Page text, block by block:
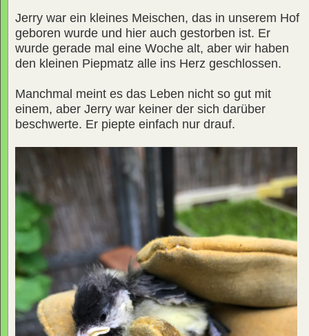
Jerry war ein kleines Meischen, das in unserem Hof
geboren wurde und hier auch gestorben ist. Er
wurde gerade mal eine Woche alt, aber wir haben
den kleinen Piepmatz alle ins Herz geschlossen.
Manchmal meint es das Leben nicht so gut mit
einem, aber Jerry war keiner der sich darüber
beschwerte. Er piepte einfach nur drauf.